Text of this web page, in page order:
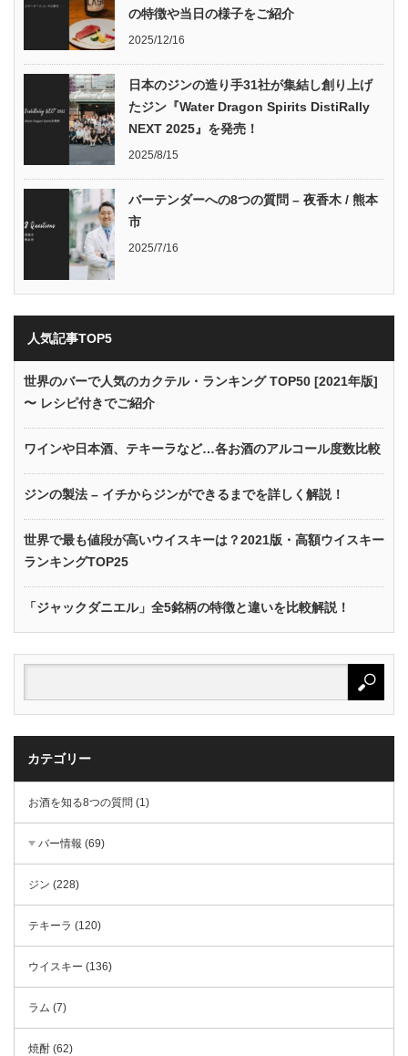
の特徴や当日の様子をご紹介
2025/12/16
日本のジンの造り手31社が集結し創り上げ
たジン『Water Dragon Spirits DistiRally
NEXT 2025』を発売！
2025/8/15
バーテンダーへの8つの質問 – 夜香木 / 熊本
市
2025/7/16
人気記事TOP5
世界のバーで人気のカクテル・ランキング TOP50 [2021年版]
〜 レシピ付きでご紹介
ワインや日本酒、テキーラなど…各お酒のアルコール度数比較
ジンの製法 – イチからジンができるまでを詳しく解説！
世界で最も値段が高いウイスキーは？2021版・高額ウイスキー
ランキングTOP25
「ジャックダニエル」全5銘柄の特徴と違いを比較解説！
カテゴリー
お酒を知る8つの質問 (1)
バー情報 (69)
ジン (228)
テキーラ (120)
ウイスキー (136)
ラム (7)
焼酎 (62)